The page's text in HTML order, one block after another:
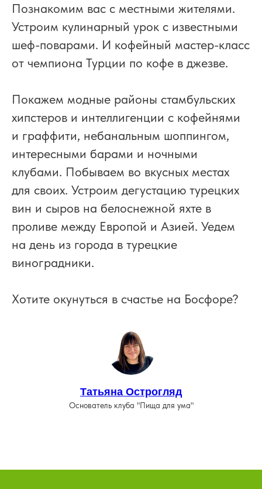
Познакомим вас с местными жителями.
Устроим кулинарный урок с известными
шеф-поварами. И кофейный мастер-класс
от чемпиона Турции по кофе в джезве.
Покажем модные районы стамбульских
хипстеров и интеллигенции с кофейнями
и граффити, небанальным шоппингом,
интересными барами и ночными
клубами. Побываем во вкусных местах
для своих. Устроим дегустацию турецких
вин и сыров на белоснежной яхте в
проливе между Европой и Азией. Уедем
на день из города в турецкие
виноградники.
Хотите окунуться в счастье на Босфоре?
Татьяна Острогляд
Основатель клуба "Пища для ума"